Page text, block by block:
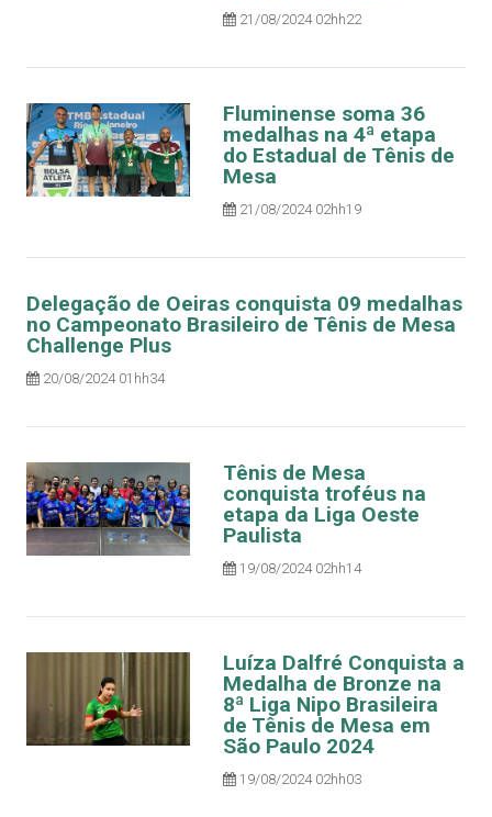
21/08/2024 02hh22
Fluminense soma 36
medalhas na 4ª etapa
do Estadual de Tênis de
Mesa
21/08/2024 02hh19
Delegação de Oeiras conquista 09 medalhas
no Campeonato Brasileiro de Tênis de Mesa
Challenge Plus
20/08/2024 01hh34
Tênis de Mesa
conquista troféus na
etapa da Liga Oeste
Paulista
19/08/2024 02hh14
Luíza Dalfré Conquista a
Medalha de Bronze na
8ª Liga Nipo Brasileira
de Tênis de Mesa em
São Paulo 2024
19/08/2024 02hh03